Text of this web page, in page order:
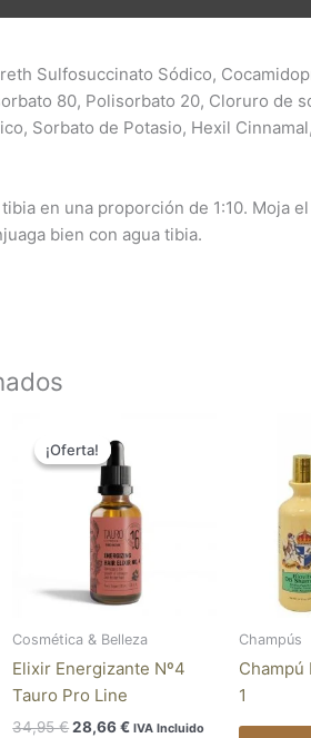
Sulfosuccinato Sódico,
80, Polisorbato 20, Cloruro de
Sorbato de Potasio, Hexil
en una proporción de 1:10. Moja
bien con agua tibia.
producto
opciones
pueden
elegir
¡Oferta!
¡Oferta!
Cosmética & Belleza
Elixir Energizante Nº4
Tauro Pro Line
34,95€
precio
original
era:
34,95 €.
28,66€
28,66 €.
IVA Incluido
Champús
Champú
1